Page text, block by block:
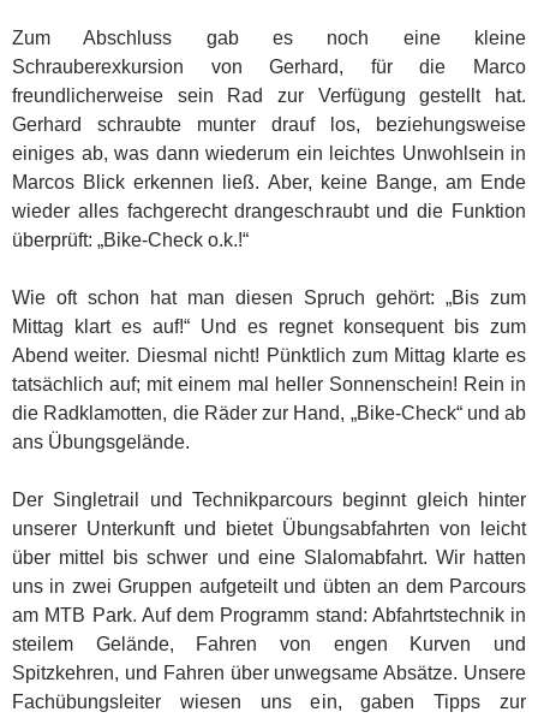
Zum Abschluss gab es noch eine kleine
Schrauberexkursion von Gerhard, für die Marco
freundlicherweise sein Rad zur Verfügung gestellt hat.
Gerhard schraubte munter drauf los, beziehungsweise
einiges ab, was dann wiederum ein leichtes Unwohlsein in
Marcos Blick erkennen ließ. Aber, keine Bange, am Ende
wieder alles fachgerecht drangeschraubt und die Funktion
überprüft: „Bike-Check o.k.!“
Wie oft schon hat man diesen Spruch gehört: „Bis zum
Mittag klart es auf!“ Und es regnet konsequent bis zum
Abend weiter. Diesmal nicht! Pünktlich zum Mittag klarte es
tatsächlich auf; mit einem mal heller Sonnenschein! Rein in
die Radklamotten, die Räder zur Hand, „Bike-Check“ und ab
ans Übungsgelände.
Der Singletrail und Technikparcours beginnt gleich hinter
unserer Unterkunft und bietet Übungsabfahrten von leicht
über mittel bis schwer und eine Slalomabfahrt. Wir hatten
uns in zwei Gruppen aufgeteilt und übten an dem Parcours
am MTB Park. Auf dem Programm stand: Abfahrtstechnik in
steilem Gelände, Fahren von engen Kurven und
Spitzkehren, und Fahren über unwegsame Absätze. Unsere
Fachübungsleiter wiesen uns ein, gaben Tipps zur